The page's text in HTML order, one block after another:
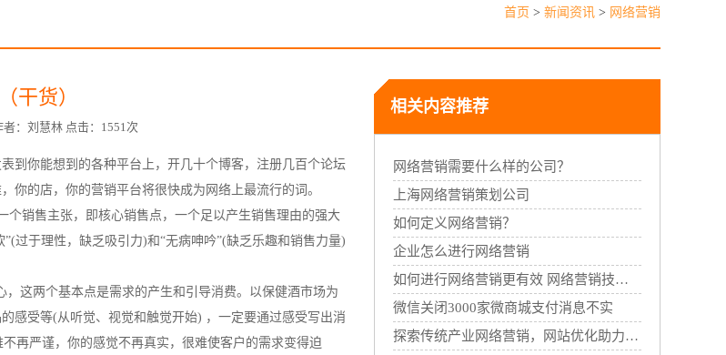
赋能线下门店，线上线下一体经营
首页 > 新闻资讯 > 网络营销
干货）
：刘慧林 点击：1551次
到你能想到的各种平台上，开几十个博客，注册几百个论坛
你的店，你的营销平台将很快成为网络上最流行的词。
销售主张，即核心销售点，一个足以产生销售理由的强大
过于理性，缺乏吸引力)和“无病呻吟”(缺乏乐趣和销售力量)
这两个基本点是需求的产生和引导消费。以保健酒市场为
感受等(从听觉、视觉和触觉开始) ，一定要通过感受写出消
再严谨，你的感觉不再真实，很难使客户的需求变得迫
相关内容推荐
网络营销需要什么样的公司？
上海网络营销策划公司
如何定义网络营销？
企业怎么进行网络营销
如何进行网络营销更有效 网络营销技巧有哪些
微信关闭3000家微商城支付消息不实
探索传统产业网络营销，网站优化助力企业营销发展